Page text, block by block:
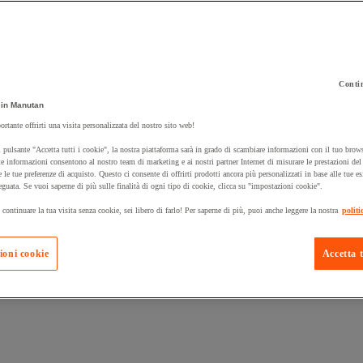
un prodotto:
Manutan Expert
Prodotti in
Manutan
offrirti una visita personalizzata del nostro sito web!
pulsante "Accetta tutti i cookie", la nostra piattaforma sarà in grado di scambiare informazioni con il tuo
informazioni consentono al nostro team di marketing e ai nostri partner Internet di misurare le prestazioni
le tue preferenze di acquisto. Questo ci consente di offrirti prodotti ancora più personalizzati in base alle tue
Se vuoi saperne di più sulle finalità di ogni tipo di cookie, clicca su "impostazioni cookie".
la tua visita senza cookie, sei libero di farlo! Per saperne di più, puoi anche leggere la nostra
Accetta
cookie